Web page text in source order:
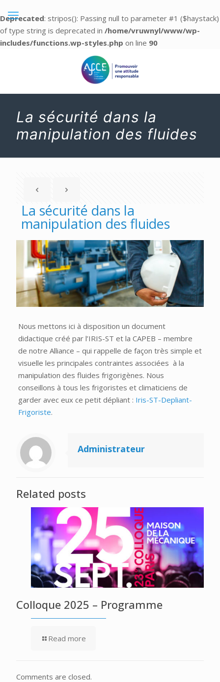
Deprecated: stripos(): Passing null to parameter #1 ($haystack)
of type string is deprecated in /home/vruwnyl/www/wp-
includes/functions.wp-styles.php on line 90
La sécurité dans la
manipulation des fluides
La sécurité dans la
manipulation des fluides
Nous mettons ici à disposition un document
didactique créé par l’IRIS-ST et la CAPEB – membre
de notre Alliance – qui rappelle de façon très simple et
visuelle les principales contraintes associées à la
manipulation des fluides frigorigènes. Nous
conseillons à tous les frigoristes et climaticiens de
garder avec eux ce petit dépliant : Iris-ST-Depliant-
Frigoriste.
Administrateur
Related posts
Colloque 2025 – Programme
Read more
Comments are closed.